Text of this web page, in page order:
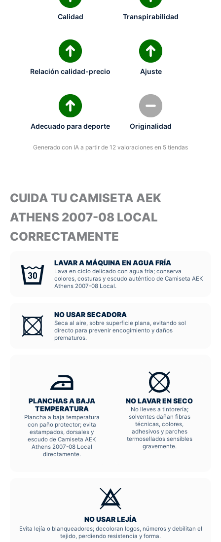
Calidad Transpirabilidad
Relación calidad-precio Ajuste
Adecuado para deporte Originalidad
Generado con IA a partir de 12 valoraciones en 5 tiendas
CUIDA TU CAMISETA AEK
ATHENS 2007-08 LOCAL
CORRECTAMENTE
LAVAR A MÁQUINA EN AGUA FRÍA
Lava en ciclo delicado con agua fría; conserva
colores, costuras y escudo auténtico de Camiseta AEK
Athens 2007-08 Local.
NO USAR SECADORA
Seca al aire, sobre superficie plana, evitando sol
directo para prevenir encogimiento y daños
prematuros.
PLANCHAS A BAJA
TEMPERATURA
Plancha a baja temperatura
con paño protector; evita
estampados, dorsales y
escudo de Camiseta AEK
Athens 2007-08 Local
directamente.
NO LAVAR EN SECO
No lleves a tintorería;
solventes dañan fibras
técnicas, colores,
adhesivos y parches
termosellados sensibles
gravemente.
NO USAR LEJÍA
Evita lejía o blanqueadores; decoloran logos, números y debilitan el
tejido, perdiendo resistencia y forma.